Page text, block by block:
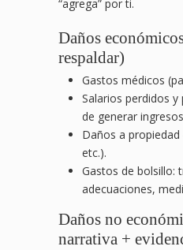
“agrega” por ti.
Daños
respaldar)
Gastos médicos
Salarios perdidos y
de generar
Daños a
etc.).
Gastos de bolsillo:
adecuaciones,
Daños no
narrativa +